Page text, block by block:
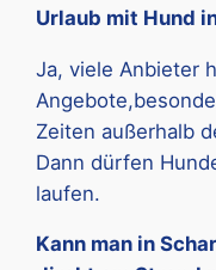
Urlaub mit Hund
Ja, viele Anbieter
Zeiten außerhalb
Dann dürfen
laufen.
Kann man in